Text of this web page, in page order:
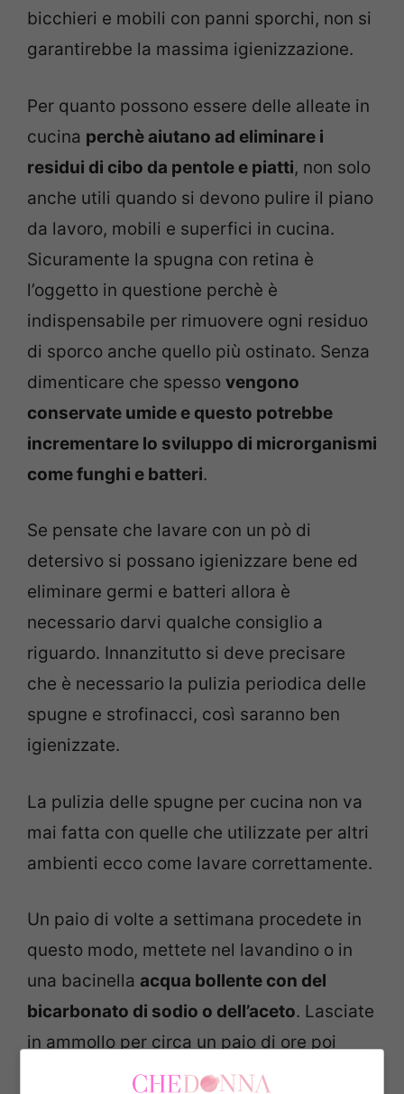
bicchieri e mobili con panni sporchi, non si
garantirebbe la massima igienizzazione.
Per quanto possono essere delle alleate in
cucina perchè aiutano ad eliminare i
residui di cibo da pentole e piatti, non solo
anche utili quando si devono pulire il piano
da lavoro, mobili e superfici in cucina.
Sicuramente la spugna con retina è
l’oggetto in questione perchè è
indispensabile per rimuovere ogni residuo
di sporco anche quello più ostinato. Senza
dimenticare che spesso vengono
conservate umide e questo potrebbe
incrementare lo sviluppo di microrganismi
come funghi e batteri.
Se pensate che lavare con un pò di
detersivo si possano igienizzare bene ed
eliminare germi e batteri allora è
necessario darvi qualche consiglio a
riguardo. Innanzitutto si deve precisare
che è necessario la pulizia periodica delle
spugne e strofinacci, così saranno ben
igienizzate.
La pulizia delle spugne per cucina non va
mai fatta con quelle che utilizzate per altri
ambienti ecco come lavare correttamente.
Un paio di volte a settimana procedete in
questo modo, mettete nel lavandino o in
una bacinella acqua bollente con del
bicarbonato di sodio o dell’aceto. Lasciate
in ammollo per circa un paio di ore poi
sciacquate sotto acqua corrente e poi